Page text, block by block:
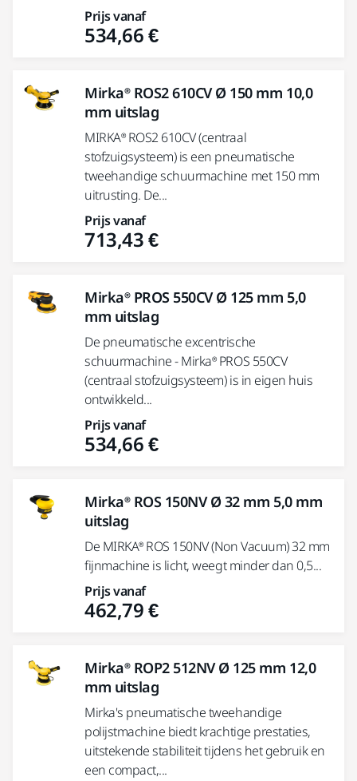
Prijs vanaf
534,66 €
Mirka® ROS2 610CV Ø 150 mm 10,0
mm uitslag
MIRKA® ROS2 610CV (centraal
stofzuigsysteem) is een pneumatische
tweehandige schuurmachine met 150 mm
uitrusting. De...
Prijs vanaf
713,43 €
Mirka® PROS 550CV Ø 125 mm 5,0
mm uitslag
De pneumatische excentrische
schuurmachine - Mirka® PROS 550CV
(centraal stofzuigsysteem) is in eigen huis
ontwikkeld...
Prijs vanaf
534,66 €
Mirka® ROS 150NV Ø 32 mm 5,0 mm
uitslag
De MIRKA® ROS 150NV (Non Vacuum) 32 mm
fijnmachine is licht, weegt minder dan 0,5...
Prijs vanaf
462,79 €
Mirka® ROP2 512NV Ø 125 mm 12,0
mm uitslag
Mirka's pneumatische tweehandige
polijstmachine biedt krachtige prestaties,
uitstekende stabiliteit tijdens het gebruik en
een compact,...